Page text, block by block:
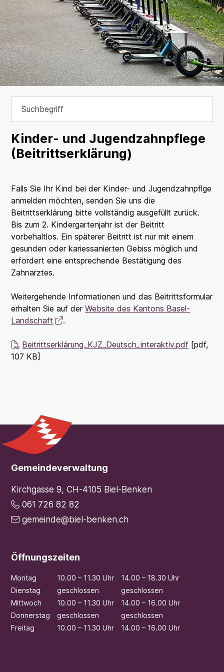
Kinder- und Jugendzahnpflege
(Beitrittserklärung)
Falls Sie Ihr Kind bei der Kinder- und Jugendzahnpflge
anmelden möchten, senden Sie uns die
Beitrittserklärung bitte vollständig ausgefüllt zurück.
Bis zum 2. Kindergartenjahr ist der Beitritt
vorbehaltlos. Ein späterer Beitritt ist nur mit einem
gesunden oder kariessanierten Gebiss möglich und
erfordert eine entsprechende Bestätigung des
Zahnarztes.
Weitergehende Informationen und das Beitrittsformular
erhalten Sie auf derWebsite des Kantons Basel-
Landschaft
.
Beitrittserklärung_KJZ_Deutsch_interaktiv.pdf [pdf,
107 KB]
Footer
Gemeindeverwaltung
Kirchgasse 9, CH-4105 Biel-Benken
061 726 82 82
gemeinde@biel-benken.ch
Öffnungszeiten
Montag 10.00 – 11.30 Uhr
14.00 – 18.30 Uhr
Dienstag geschlossen
geschlossen
Mittwoch 10.00 – 11.30 Uhr
14.00 – 16.00 Uhr
Donnerstag geschlossen
geschlossen
Freitag 10.00 – 11.30 Uhr 14.00 – 16.00 Uhr